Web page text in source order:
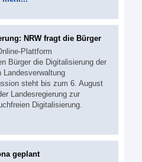
NRW fragt die Bürger
Plattform
Bürger die Digitalisierung der
Landesverwaltung
steht bis zum 6. August
Landesregierung zur
Digitalisierung.
geplant